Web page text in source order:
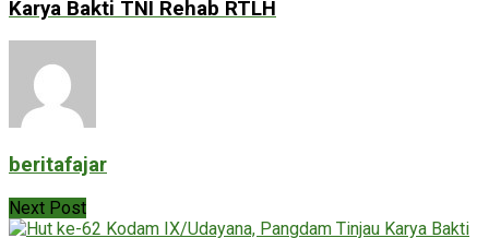
Karya Bakti TNI Rehab RTLH
beritafajar
Next Post